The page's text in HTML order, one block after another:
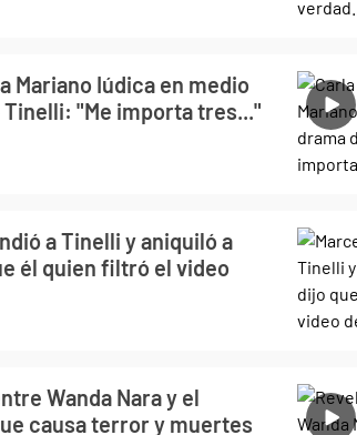
Mariano Iúdica en medio
"Me importa tres..."
a Tinelli y aniquiló a
él quien filtró el video
Wanda Nara y el
causa terror y muertes